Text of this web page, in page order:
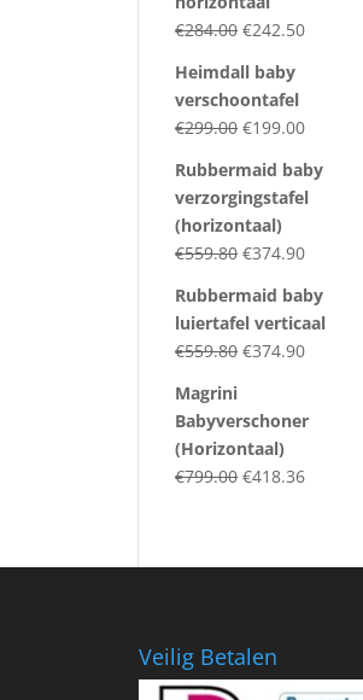
€284.00 Original
was:
€284.00.
€242.50Current
Heimdall baby
verschoontafel
€299.00 Original
was:
€299.00.
€199.00Current
is:
€199.00.
Rubbermaid baby
verzorgingstafel
(horizontaal)
€559.80 Original
was:
€559.80.
€374.90Current
is:
€374.90.
Rubbermaid baby
luiertafel verticaal
€559.80 Original
€559.80.
€374.90Current
€374.90.
Magrini
Babyverschoner
(Horizontaal)
€799.00 Original
€418.36Current
Veilig Betalen